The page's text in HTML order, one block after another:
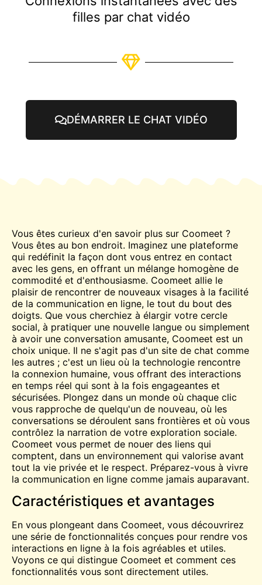
filles par chat vidéo
DÉMARRER LE CHAT VIDÉO
Vous êtes curieux d'en savoir plus sur Coomeet ?
Vous êtes au bon endroit. Imaginez une plateforme
qui redéfinit la façon dont vous entrez en contact
avec les gens, en offrant un mélange homogène de
commodité et d'enthousiasme. Coomeet allie le
plaisir de rencontrer de nouveaux visages à la facilité
de la communication en ligne, le tout du bout des
doigts. Que vous cherchiez à élargir votre cercle
social, à pratiquer une nouvelle langue ou simplement
à avoir une conversation amusante, Coomeet est un
choix unique. Il ne s'agit pas d'un site de chat comme
les autres ; c'est un lieu où la technologie rencontre
la connexion humaine, vous offrant des interactions
en temps réel qui sont à la fois engageantes et
sécurisées. Plongez dans un monde où chaque clic
vous rapproche de quelqu'un de nouveau, où les
conversations se déroulent sans frontières et où vous
contrôlez la narration de votre exploration sociale.
Coomeet vous permet de nouer des liens qui
comptent, dans un environnement qui valorise avant
tout la vie privée et le respect. Préparez-vous à vivre
la communication en ligne comme jamais auparavant.
Caractéristiques et avantages
En vous plongeant dans Coomeet, vous découvrirez
une série de fonctionnalités conçues pour rendre vos
interactions en ligne à la fois agréables et utiles.
Voyons ce qui distingue Coomeet et comment ces
fonctionnalités vous sont directement utiles.